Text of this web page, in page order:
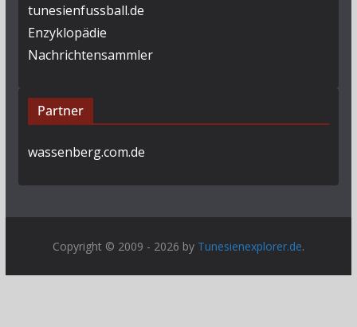
tunesienfussball.de
Enzyklopädie
Nachrichtensammler
Partner
wassenberg.com.de
Copyright © 2009 - 2026 by Tunesienexplorer.de.